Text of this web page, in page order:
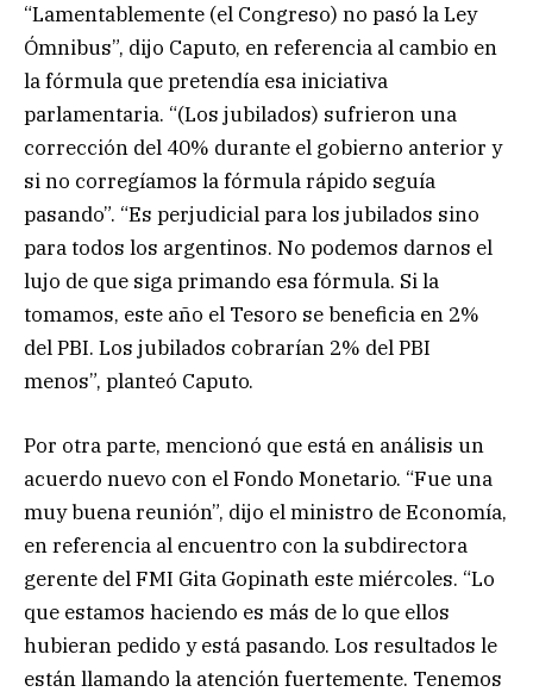
“Lamentablemente (el Congreso) no pasó la Ley
Ómnibus”, dijo Caputo, en referencia al cambio en
la fórmula que pretendía esa iniciativa
parlamentaria. “(Los jubilados) sufrieron una
corrección del 40% durante el gobierno anterior y
si no corregíamos la fórmula rápido seguía
pasando”. “Es perjudicial para los jubilados sino
para todos los argentinos. No podemos darnos el
lujo de que siga primando esa fórmula. Si la
tomamos, este año el Tesoro se beneficia en 2%
del PBI. Los jubilados cobrarían 2% del PBI
menos”, planteó Caputo.
Por otra parte, mencionó que está en análisis un
acuerdo nuevo con el Fondo Monetario. “Fue una
muy buena reunión”, dijo el ministro de Economía,
en referencia al encuentro con la subdirectora
gerente del FMI Gita Gopinath este miércoles. “Lo
que estamos haciendo es más de lo que ellos
hubieran pedido y está pasando. Los resultados le
están llamando la atención fuertemente. Tenemos